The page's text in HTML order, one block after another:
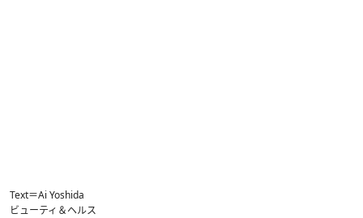
Text＝Ai Yoshida
ビューティ＆ヘルス